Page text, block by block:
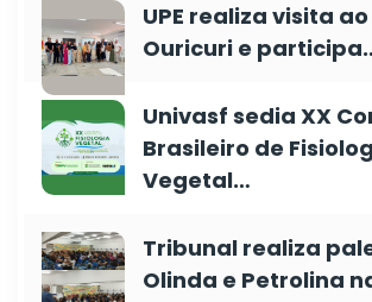
UPE realiza visita
Ouricuri e
Univasf sedia XX
Brasileiro de
Vegetal…
Tribunal realiza
Olinda e Petrolina